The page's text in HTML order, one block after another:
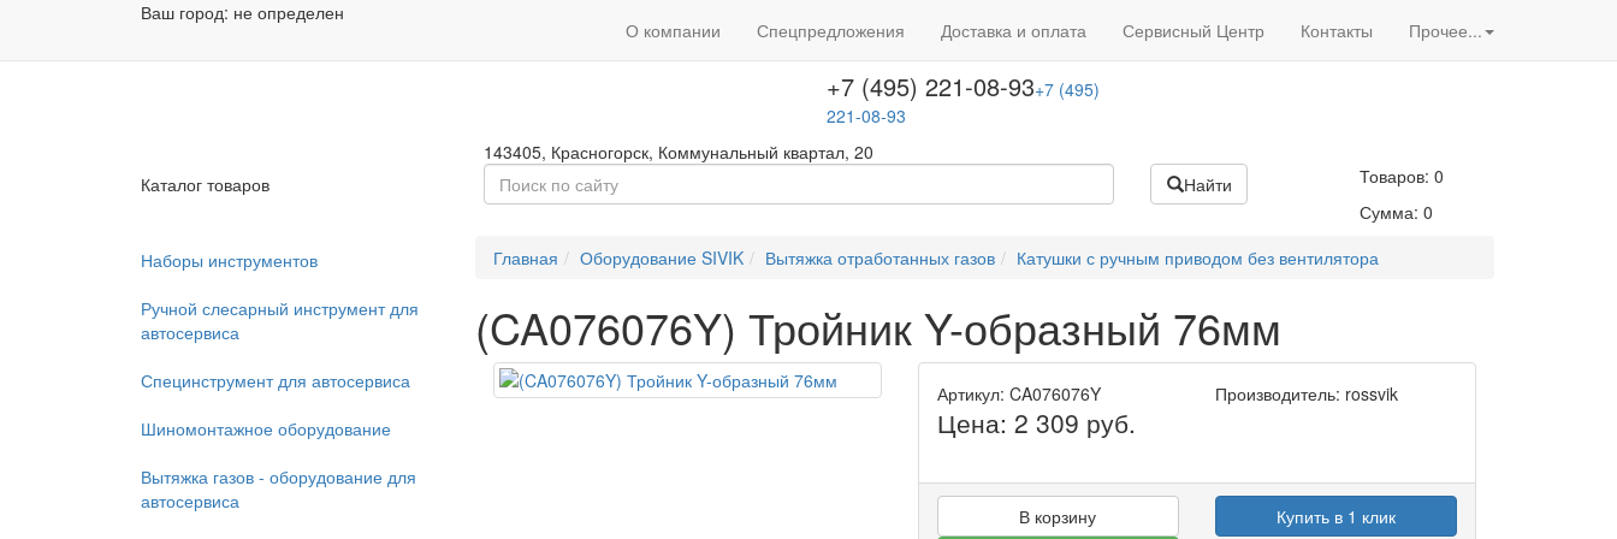
Ваш город: не определен
О компании Спецпредложения Доставка и оплата Сервисный Центр Контакты Прочее...
Пн - Пт с 09:00 до 18:00
+7 (495) 646-08-66
646-08-66
+7 (495) 221-08-93+7 (495)
221-08-93
143405, Красногорск, Коммунальный квартал, 20
Акции нашего магазина
Каталог товаров Найти Товаров:0
Сумма:0
Наборы инструментов
Ручной слесарный инструмент для
автосервиса
Специнструмент для автосервиса
Шиномонтажное оборудование
Вытяжка газов - оборудование для
автосервиса
Главная Оборудование SIVIK Вытяжка отработанных газов Катушки с ручным приводом без вентилятора
(CA076076Y) Тройник Y-образный 76мм
Артикул: CA076076Y Производитель: rossvik
Цена: 2 309 руб.
В корзину
Купить в 1 клик